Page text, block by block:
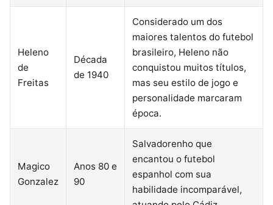
Heleno
de
Freitas
Década
de 1940
Considerado um dos
maiores talentos do futebol
brasileiro, Heleno não
conquistou muitos títulos,
mas seu estilo de jogo e
personalidade marcaram
época.
Magico
Gonzalez
Anos 80 e
90
Salvadorenho que
encantou o futebol
espanhol com sua
habilidade incomparável,